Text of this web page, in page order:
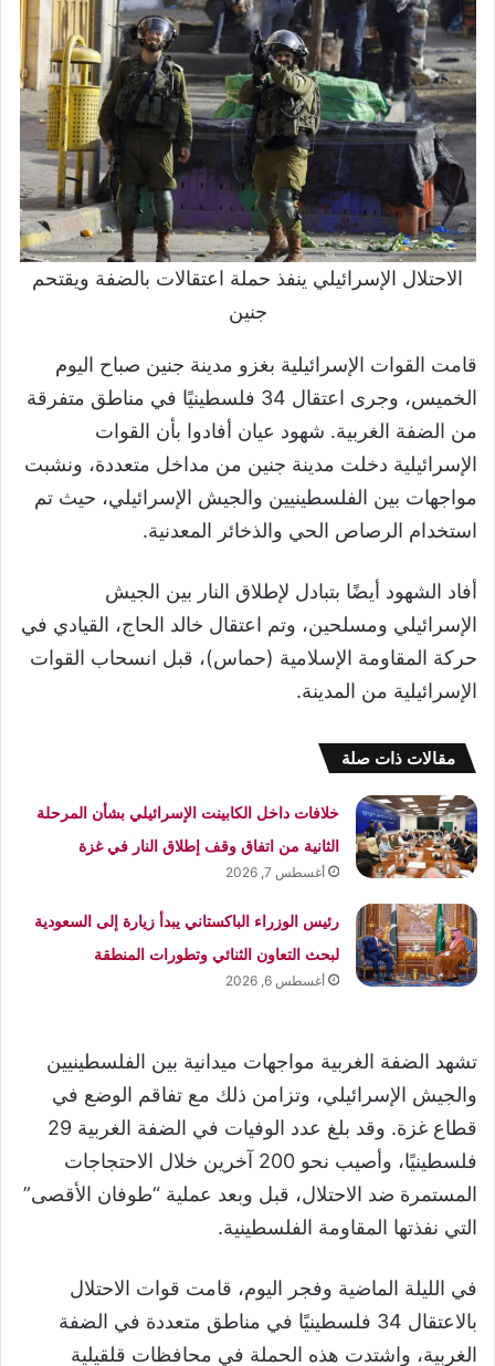
الاحتلال الإسرائيلي ينفذ حملة اعتقالات بالضفة ويقتحم
جنين
قامت القوات الإسرائيلية بغزو مدينة جنين صباح اليوم
الخميس، وجرى اعتقال 34 فلسطينيًا في مناطق متفرقة
من الضفة الغربية. شهود عيان أفادوا بأن القوات
الإسرائيلية دخلت مدينة جنين من مداخل متعددة، ونشبت
مواجهات بين الفلسطينيين والجيش الإسرائيلي، حيث تم
استخدام الرصاص الحي والذخائر المعدنية.
أفاد الشهود أيضًا بتبادل لإطلاق النار بين الجيش
الإسرائيلي ومسلحين، وتم اعتقال خالد الحاج، القيادي في
حركة المقاومة الإسلامية (حماس)، قبل انسحاب القوات
الإسرائيلية من المدينة.
مقالات ذات صلة
خلافات داخل الكابينت الإسرائيلي بشأن المرحلة
الثانية من اتفاق وقف إطلاق النار في غزة
أغسطس 7, 2026
رئيس الوزراء الباكستاني يبدأ زيارة إلى السعودية
لبحث التعاون الثنائي وتطورات المنطقة
أغسطس 6, 2026
تشهد الضفة الغربية مواجهات ميدانية بين الفلسطينيين
والجيش الإسرائيلي، وتزامن ذلك مع تفاقم الوضع في
قطاع غزة. وقد بلغ عدد الوفيات في الضفة الغربية 29
فلسطينيًا، وأصيب نحو 200 آخرين خلال الاحتجاجات
المستمرة ضد الاحتلال، قبل وبعد عملية “طوفان الأقصى”
التي نفذتها المقاومة الفلسطينية.
في الليلة الماضية وفجر اليوم، قامت قوات الاحتلال
بالاعتقال 34 فلسطينيًا في مناطق متعددة في الضفة
الغربية، واشتدت هذه الحملة في محافظات قلقيلية